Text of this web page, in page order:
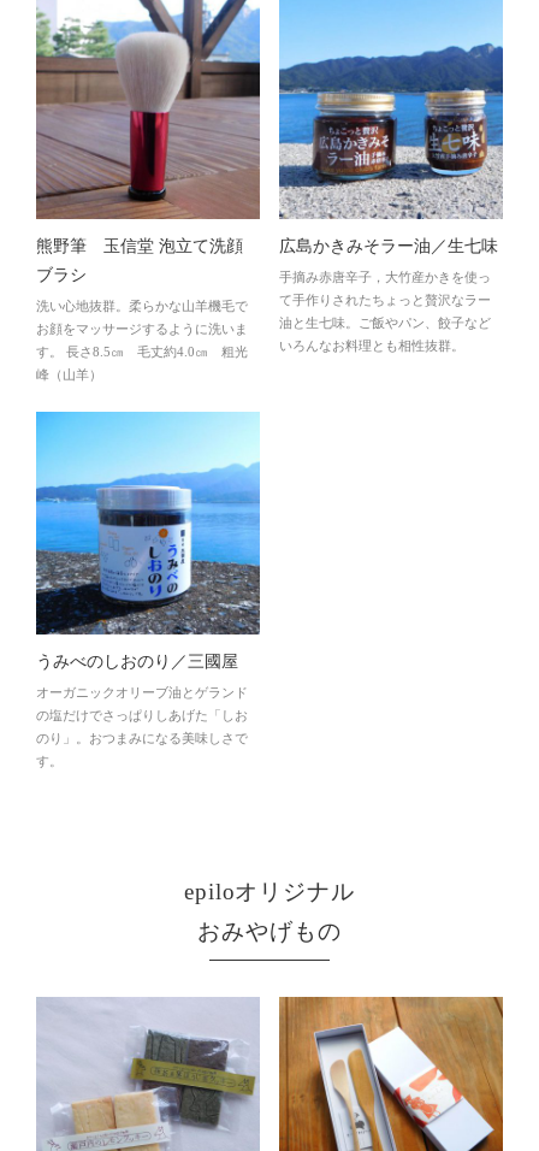
熊野筆 玉信堂 泡立て洗顔
ブラシ
洗い心地抜群。柔らかな山羊機毛で
お顔をマッサージするように洗いま
す。 長さ8.5㎝ 毛丈約4.0㎝ 粗光
峰（山羊）
広島かきみそラー油／生七味
手摘み赤唐辛子，大竹産かきを使っ
て手作りされたちょっと贅沢なラー
油と生七味。ご飯やパン、餃子など
いろんなお料理とも相性抜群。
うみべのしおのり／三國屋
オーガニックオリーブ油とゲランド
の塩だけでさっぱりしあげた「しお
のり」。おつまみになる美味しさで
す。
epiloオリジナル
おみやげもの